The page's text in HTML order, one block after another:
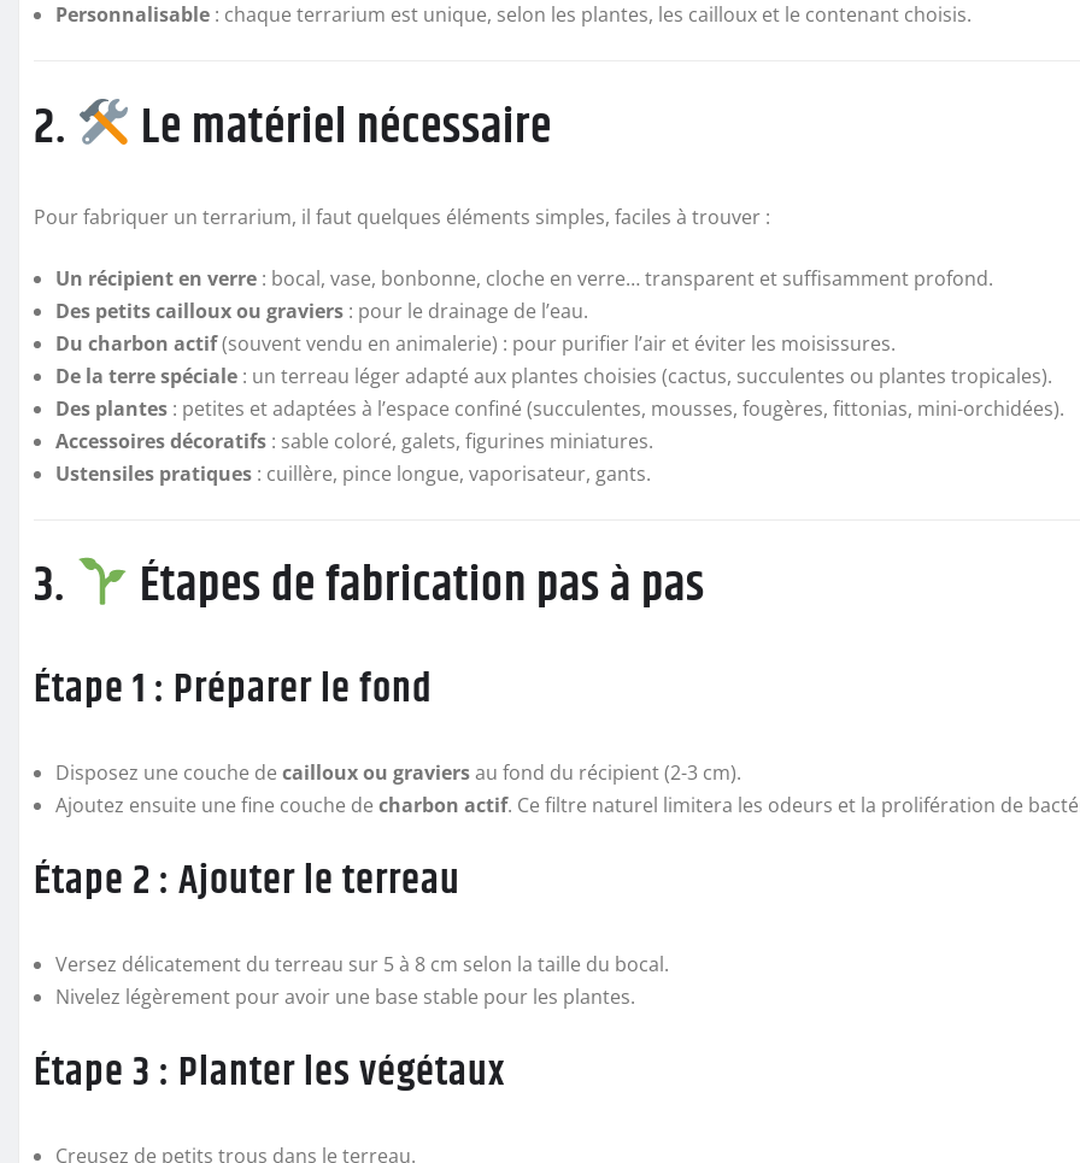
Personnalisable : chaque terrarium est unique, selon les plantes, les cailloux et le contenant choisis.
2. Le matériel nécessaire
Pour fabriquer un terrarium, il faut quelques éléments simples, faciles à trouver :
Un récipient en verre : bocal, vase, bonbonne, cloche en verre… transparent et suffisamment profond.
Des petits cailloux ou graviers : pour le drainage de l’eau.
Du charbon actif(souvent vendu en animalerie) : pour purifier l’air et éviter les moisissures.
De la terre spéciale : un terreau léger adapté aux plantes choisies (cactus, succulentes ou plantes tropicales).
Des plantes : petites et adaptées à l’espace confiné (succulentes, mousses, fougères, fittonias, mini-orchidées).
Accessoires décoratifs : sable coloré, galets, figurines miniatures.
Ustensiles pratiques : cuillère, pince longue, vaporisateur, gants.
3. Étapes de fabrication pas à pas
Étape 1 : Préparer le fond
Disposez une couche de cailloux ou graviersau fond du récipient (2-3 cm).
Ajoutez ensuite une fine couche de charbon actif. Ce filtre naturel limitera les odeurs et la prolifération de
Étape 2 : Ajouter le terreau
Versez délicatement du terreau sur 5 à 8 cm selon la taille du bocal.
Nivelez légèrement pour avoir une base stable pour les plantes.
Étape 3 : Planter les végétaux
Creusez de petits trous dans le terreau.